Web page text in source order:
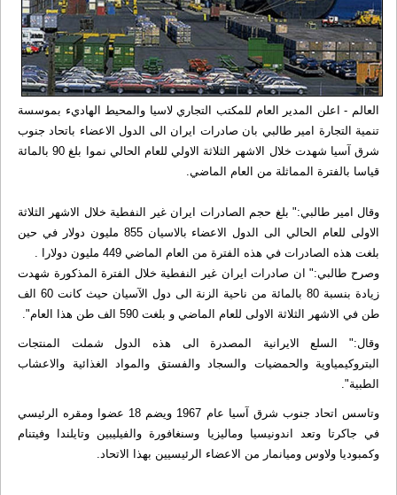
العالم - اعلن المدير العام للمكتب التجاري لاسيا والمحيط الهاديء بموسسة
تنمية التجارة امير طالبي بان صادرات ايران الى الدول الاعضاء باتحاد جنوب
شرق آسيا شهدت خلال الاشهر الثلاثة الاولي للعام الحالي نموا بلغ 90 بالمائة
قياسا بالفترة المماثلة من العام الماضي.
وقال امير طالبي:" بلغ حجم الصادرات ايران غير النفطية خلال الاشهر الثلاثة
الاولى للعام الحالي الى الدول الاعضاء بالاسيان 855 مليون دولار في حين
بلغت هذه الصادرات في هذه الفترة من العام الماضي 449 مليون دولارا .
وصرح طالبي:" ان صادرات ايران غير النفطية خلال الفترة المذكورة شهدت
زيادة بنسبة 80 بالمائة من ناحية الزنة الى دول الآسيان حيث كانت 60 الف
طن في الاشهر الثلاثة الاولى للعام الماضي و بلغت 590 الف طن هذا العام".
وقال:" السلع الايرانية المصدرة الى هذه الدول شملت المنتجات
البتروكيمياوية والحمضيات والسجاد والفستق والمواد الغذائية والاعشاب
الطبية".
وتاسس اتحاد جنوب شرق آسيا عام 1967 ويضم 18 عضوا ومقره الرئيسي
في جاكرتا وتعد اندونيسيا وماليزيا وسنغافورة والفيليبين وتايلندا وفيتنام
وكمبوديا ولاوس وميانمار من الاعضاء الرئيسيين بهذا الاتحاد.